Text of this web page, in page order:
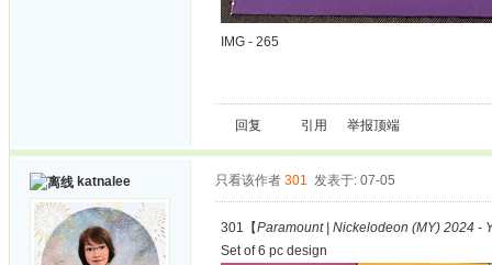
IMG - 265
回复 引用 举报顶端
katnalee 只看该作者 301 发表于: 07-05
301【Paramount | Nickelodeon (MY) 2024 -
Set of 6 pc design